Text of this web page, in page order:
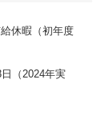
休暇（初年度
（2024年実